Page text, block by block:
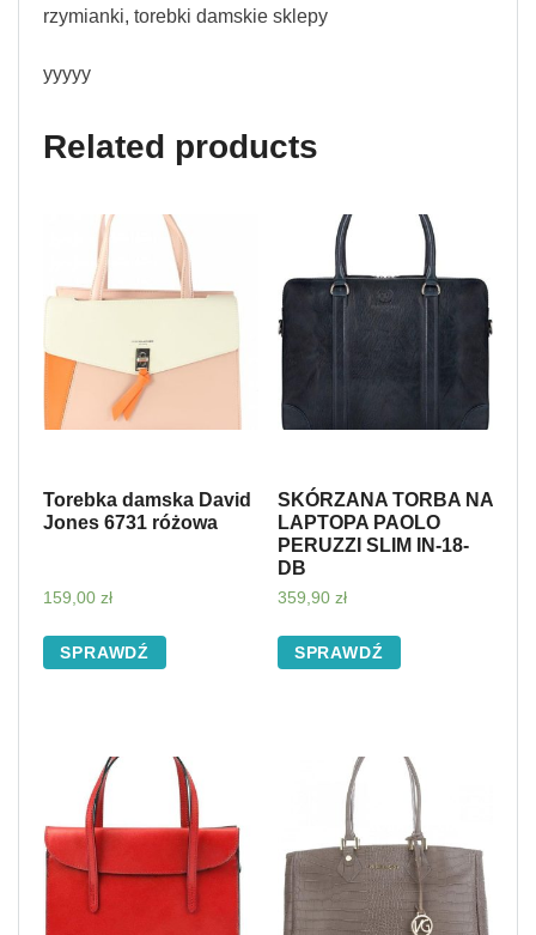
rzymianki, torebki damskie sklepy
yyyyy
Related products
Torebka damska David
Jones 6731 różowa
159,00 zł
SPRAWDŹ
SKÓRZANA TORBA NA
LAPTOPA PAOLO
PERUZZI SLIM IN-18-
DB
359,90 zł
SPRAWDŹ